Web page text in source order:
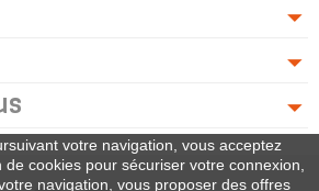
votre navigation, vous acceptez
de cookies pour sécuriser votre connexion,
navigation, vous proposer des offres